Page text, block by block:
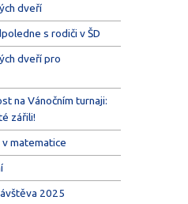
dveří
s rodiči v ŠD
dveří pro
na Vánočním turnaji:
zářili!
matematice
2025